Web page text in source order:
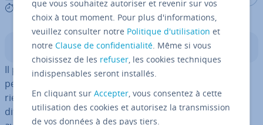
5 mins
Sommaire
Il peut arriver que la mise à jour de Windows se bloque
pendant le té­lé­char­ge­ment ou l’ins­tal­la­tion et que plus
rien ne fonc­tionne par la suite. Le problème peut avoir
dif­fé­rentes causes. Mais il n’y a pas lieu de s’inquiéter :
que vous souhaitez autoriser et revenir sur vos
choix à tout moment. Pour plus d'informations,
veuillez consulter notre Politique d'utilisation et
notreClause de confidentialité. Même si vous
choisissez de les refuser, les cookies techniques
indispensables seront installés.
En cliquant surAccepter, vous consentez à cette
utilisation des cookies et autorisez la transmission
de vos données à des pays tiers.